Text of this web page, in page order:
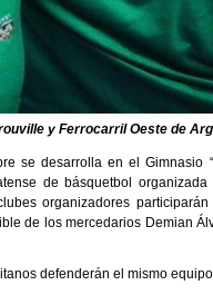
y Ferrocarril Oeste de
se desarrolla en el Gimnasio
de básquetbol
organizadores
de los mercedarios Demian
defenderán el mismo